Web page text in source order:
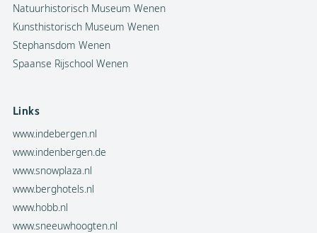
Natuurhistorisch Museum Wenen
Kunsthistorisch Museum Wenen
Stephansdom Wenen
Spaanse Rijschool Wenen
Links
www.indebergen.nl
www.indenbergen.de
www.snowplaza.nl
www.berghotels.nl
www.hobb.nl
www.sneeuwhoogten.nl